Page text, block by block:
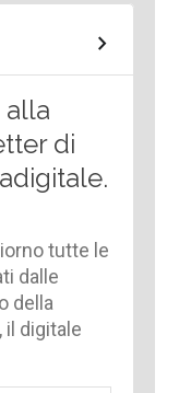
alla
di
tutte le
dalle
della
il digitale